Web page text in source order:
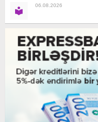
06.08.2026